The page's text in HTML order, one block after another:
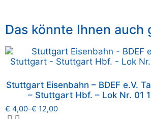
Das könnte Ihnen auch
Stuttgart Eisenbahn – BDEF e.V.
– Stuttgart Hbf. – Lok Nr. 01
€ 4,00–€ 12,00